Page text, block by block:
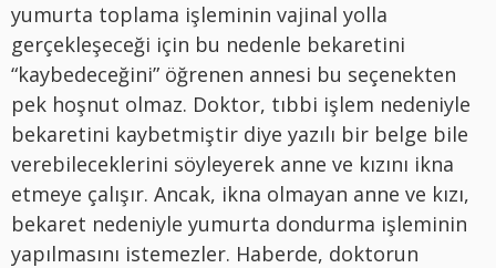
yumurta toplama işleminin vajinal yolla
gerçekleşeceği için bu nedenle bekaretini
“kaybedeceğini” öğrenen annesi bu seçenekten
pek hoşnut olmaz. Doktor, tıbbi işlem nedeniyle
bekaretini kaybetmiştir diye yazılı bir belge bile
verebileceklerini söyleyerek anne ve kızını ikna
etmeye çalışır. Ancak, ikna olmayan anne ve kızı,
bekaret nedeniyle yumurta dondurma işleminin
yapılmasını istemezler. Haberde, doktorun